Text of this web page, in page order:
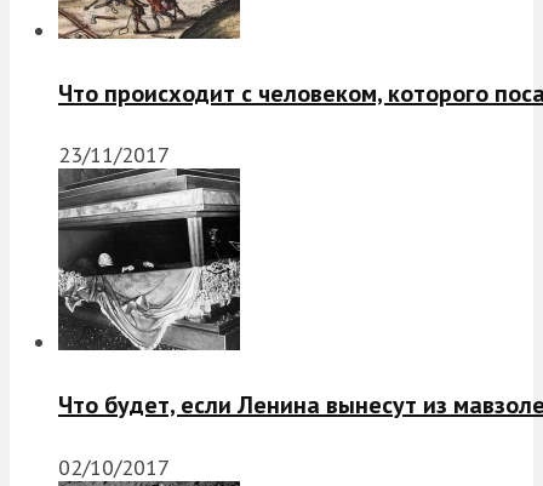
Что происходит с человеком, которого
23/11/2017
Что будет, если Ленина вынесут из
02/10/2017